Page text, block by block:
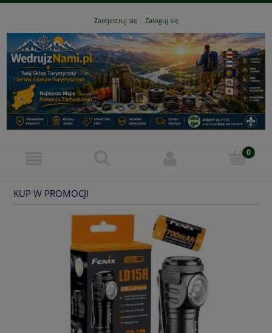
Zarejestruj się Zaloguj się
KUP W PROMOCJI